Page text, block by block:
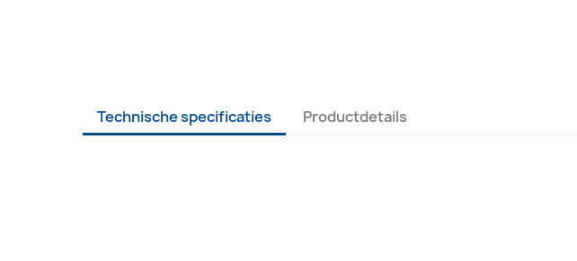
Technische specificaties Productdetails